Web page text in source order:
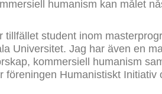
humanism kan målet
tillfället student inom
Universitet. Jag har även en
kommersiell humanism
föreningen Humanistiskt Initiativ